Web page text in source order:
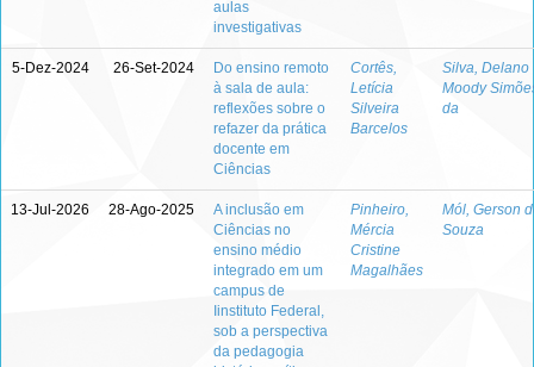
aulas
investigativas
5-Dez-2024 26-Set-2024
Do ensino remoto
à sala de aula:
reflexões sobre o
refazer da prática
docente em
Ciências
Cortês,
Letícia
Silveira
Barcelos
Silva, Delano
Moody
da
13-Jul-2026 28-Ago-2025
A inclusão em
Ciências no
ensino médio
integrado em um
campus de
Iinstituto Federal,
sob a perspectiva
da pedagogia
Pinheiro,
Mércia
Cristine
Magalhães
Mól, Gerson
Souza